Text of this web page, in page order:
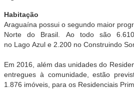
Habitação
Araguaína possui o segundo maior
Norte do Brasil. Ao todo são
no Lago Azul e 2.200 no Construindo
Em 2016, além das unidades do
entregues à comunidade, estão
1.876 imóveis, para os Residenciais